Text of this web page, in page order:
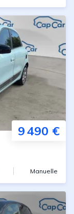
9 490 €
Manuelle